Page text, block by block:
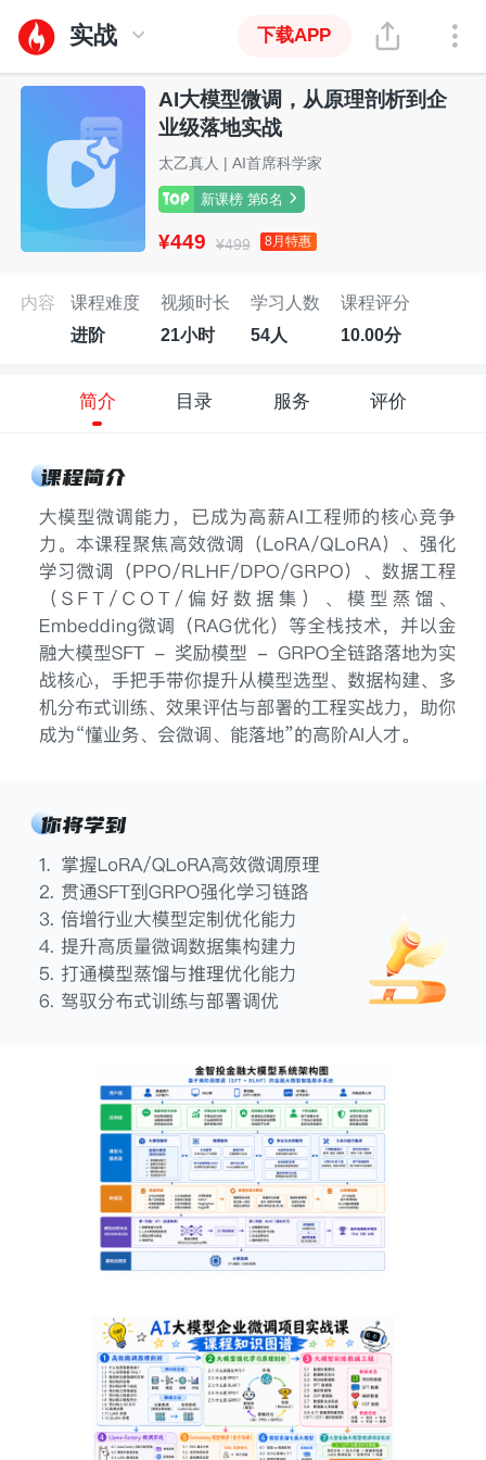
实战 下载APP
AI大模型微调，从原理剖析到企
业级落地实战
太乙真人 | AI首席科学家
新课榜 第6名
¥449 ¥499 8月特惠
内容
课程难度
进阶
视频时长
21小时
学习人数
54人
课程评分
10.00分
简介 目录 服务 评价